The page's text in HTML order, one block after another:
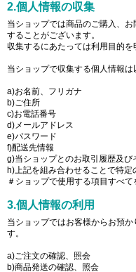
2.個人情報の収集
当ショップでは商品のご購入、
することがございます。
収集するにあたっては利用目的を
当ショップで収集する個人情報は
a)お名前、フリガナ
b)ご住所
c)お電話番号
d)メールアドレス
e)パスワード
f)配送先情報
g)当ショップとのお取引履歴及び
h)上記を組み合わせることで特定
＃ショップで使用する項目すべ
3.個人情報の利用
当ショップではお客様からお預
す。
a)ご注文の確認、照会
b)商品発送の確認、照会